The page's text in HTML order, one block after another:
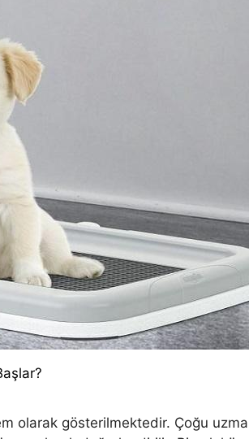
olarak gösterilmektedir. Çoğu